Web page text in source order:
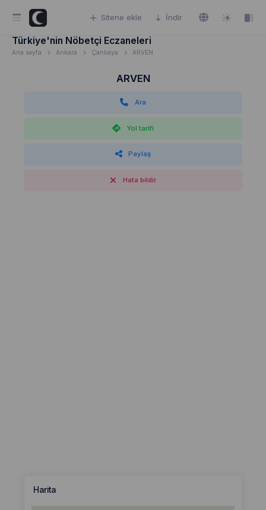
Sitene ekle İndir
Türkiye'nin Nöbetçi Eczaneleri
Ana sayfa Ankara Çankaya ARVEN
ARVEN
Ara
Yol tarifi
Paylaş
Hata bildir
Harita